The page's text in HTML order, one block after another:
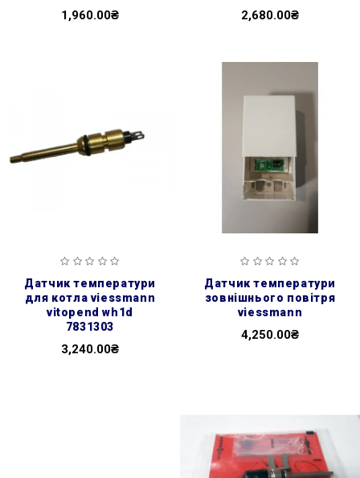
1,960.00₴ 2,680.00₴
датчик температури
для котла viessmann
vitopend wh1d
7831303
3,240.00₴
датчик температури
зовнішнього повітря
viessmann
4,250.00₴